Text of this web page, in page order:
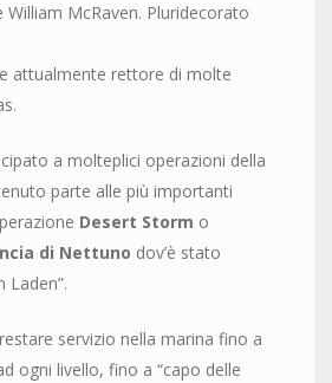
William McRaven. Pluridecorato
attualmente rettore di molte
a molteplici operazioni della
parte alle più importanti
Desert Storm o
di Nettuno dov’è stato
Laden”.
servizio nella marina fino a
ogni livello, fino a “capo delle